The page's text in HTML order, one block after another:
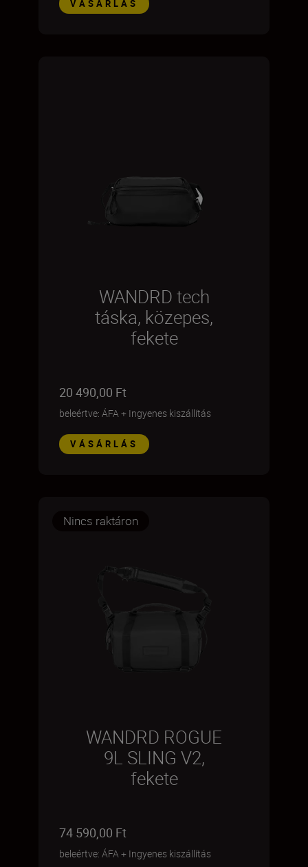
VÁSÁRLÁS
WANDRD tech
táska, közepes,
fekete
20 490,00 Ft
beleértve: ÁFA+ Ingyenes kiszállítás
VÁSÁRLÁS
Nincs raktáron
WANDRD ROGUE
9L SLING V2,
fekete
74 590,00 Ft
beleértve: ÁFA+ Ingyenes kiszállítás